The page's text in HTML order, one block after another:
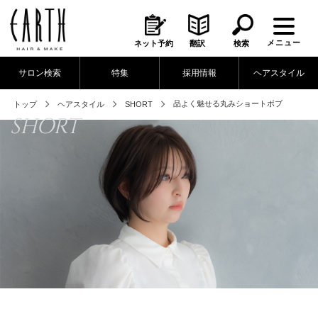
ネット予約 翻訳 検索 メニュー
サロン検索 特集 採用情報 ヘアスタイル
トップ ヘアスタイル SHORT 品よく魅せる丸みショートボブ
SHORT